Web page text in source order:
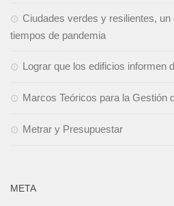
Ciudades verdes y resilientes,
tiempos de pandemia
Lograr que los edificios informen
Marcos Teóricos para la Gestión
Metrar y Presupuestar
META